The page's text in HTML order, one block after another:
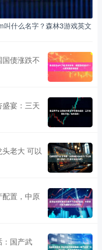
叫什么名字？森林3游戏英文
债涨跌不
宴：三天
老大 可以
置，中原
：国产武